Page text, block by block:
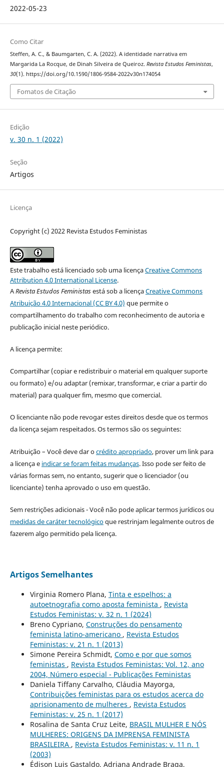
2022-05-23
Como Citar
Steffen, A. C., & Baumgarten, C. A. (2022). A identidade narrativa em
Margarida La Rocque, de Dinah Silveira de Queiroz. Revista Estudos Feministas,
30(1). https://doi.org/10.1590/1806-9584-2022v30n174054
Fomatos de Citação
Edição
v. 30 n. 1 (2022)
Seção
Artigos
Licença
Copyright (c) 2022 Revista Estudos Feministas
Este trabalho está licenciado sob uma licençaCreative Commons
Attribution 4.0 International License.
ARevista Estudos Feministasestá sob a licençaCreative Commons
Atribuição 4.0 Internacional (CC BY 4.0) que permite o
compartilhamento do trabalho com reconhecimento de autoria e
publicação inicial neste periódico.
A licença permite:
Compartilhar (copiar e redistribuir o material em qualquer suporte
ou formato) e/ou adaptar (remixar, transformar, e criar a partir do
material) para qualquer fim, mesmo que comercial.
O licenciante não pode revogar estes direitos desde que os termos
da licença sejam respeitados. Os termos são os seguintes:
Atribuição – Você deve dar ocrédito apropriado, prover um link para
a licença e indicar se foram feitas mudanças. Isso pode ser feito de
várias formas sem, no entanto, sugerir que o licenciador (ou
licenciante) tenha aprovado o uso em questão.
Sem restrições adicionais - Você não pode aplicar termos jurídicos ou
medidas de caráter tecnológicoque restrinjam legalmente outros de
fazerem algo permitido pela licença.
Artigos Semelhantes
Virginia Romero Plana, Tinta e espelhos: a
autoetnografia como aposta feminista , Revista
Estudos Feministas: v. 32 n. 1 (2024)
Breno Cypriano, Construções do pensamento
feminista latino-americano , Revista Estudos
Feministas: v. 21 n. 1 (2013)
Simone Pereira Schmidt, Como e por que somos
feministas , Revista Estudos Feministas: Vol. 12, ano
2004, Número especial - Publicações Feministas
Daniela Tiffany Carvalho, Cláudia Mayorga,
Contribuições feministas para os estudos acerca do
aprisionamento de mulheres , Revista Estudos
Feministas: v. 25 n. 1 (2017)
Rosalina de Santa Cruz Leite, BRASIL MULHER E NÓS
MULHERES: ORIGENS DA IMPRENSA FEMINISTA
BRASILEIRA , Revista Estudos Feministas: v. 11 n. 1
(2003)
Édison Luis Gastaldo, Adriana Andrade Braga,